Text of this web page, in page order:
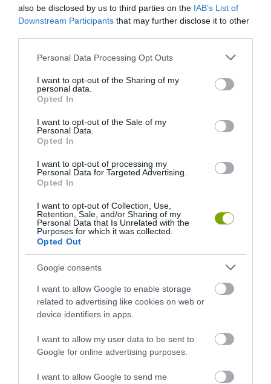
also be disclosed by us to third parties on the IAB’s List of
Downstream Participants that may further disclose it to other
Please note that this website/app uses one or more Google
not limited to your visit or usage behaviour. You may click to
grant or deny consent to Google and its third-party tags to
use your data for below specified purposes in below Google
consent section.
Personal Data Processing Opt Outs
I want to opt-out of the Sharing of my
personal data.
Opted In
I want to opt-out of the Sale of my
Personal Data.
Opted In
I want to opt-out of processing my
Personal Data for Targeted Advertising.
Opted In
I want to opt-out of Collection, Use,
Retention, Sale, and/or Sharing of my
Personal Data that Is Unrelated with the
Purposes for which it was collected.
Opted Out
Google consents
I want to allow Google to enable storage
related to advertising like cookies on web or
device identifiers in apps.
I want to allow my user data to be sent to
Google for online advertising purposes.
I want to allow Google to send me
ELŐZŐ CIKK
20 EGYSZERŰ, DE NAGYSZERŰ TIPP KEMPINGEZÉSHEZ
KÖVETKEZŐ CIKK
KÉSZÍTS KAVICSOKBÓL ELBŰVÖLŐ KERTI DEKORÁCIÓT!